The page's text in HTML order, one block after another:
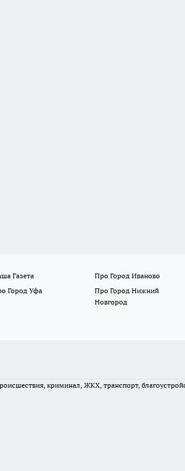
Газета
Про Город Иваново
Город Уфа
Про Город Нижний
Новгород
криминал, ЖКХ, транспорт,